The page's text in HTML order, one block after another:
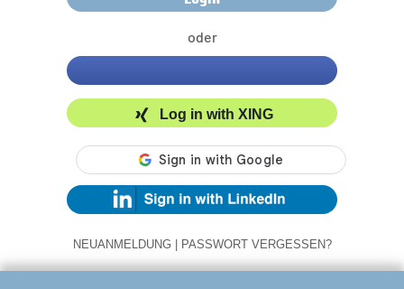
oder
Log in with XING
NEUANMELDUNG | PASSWORT VERGESSEN?